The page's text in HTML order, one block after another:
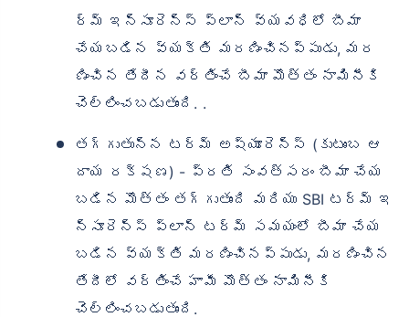
ర్మ్ ఇన్సూరెన్స్ ప్లాన్ వ్యవధిలో బీమా
చేయబడిన వ్యక్తి మరణించినప్పుడు, మర
ణించిన తేదీన వర్తించే బీమా మొత్తం నామినీకి
చెల్లించబడుతుంది. .
తగ్గుతున్న టర్మ్ అష్యూరెన్స్ (కుటుంబ ఆ
దాయ రక్షణ) - ప్రతి సంవత్సరం బీమా చేయ
బడిన మొత్తం తగ్గుతుంది మరియు SBI టర్మ్ ఇ
న్సూరెన్స్ ప్లాన్ టర్మ్ సమయంలో బీమా చేయ
బడిన వ్యక్తి మరణించినప్పుడు, మరణించిన
తేదీలో వర్తించే హామీ మొత్తం నామినీకి
చెల్లించబడుతుంది.